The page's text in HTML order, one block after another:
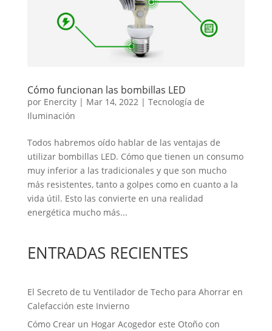
Cómo funcionan las bombillas LED
por Enercity| Mar 14, 2022| Tecnología de
Iluminación
Todos habremos oído hablar de las ventajas de
utilizar bombillas LED. Cómo que tienen un consumo
muy inferior a las tradicionales y que son mucho
más resistentes, tanto a golpes como en cuanto a la
vida útil. Esto las convierte en una realidad
energética mucho más...
ENTRADAS RECIENTES
El Secreto de tu Ventilador de Techo para Ahorrar en
Calefacción este Invierno
Cómo Crear un Hogar Acogedor este Otoño con